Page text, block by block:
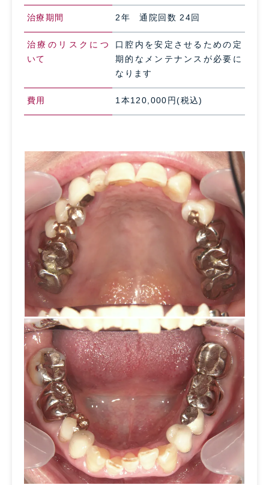
治療期間 2年 通院回数 24回
治療のリスクにつ
いて
口腔内を安定させるための定
期的なメンテナンスが必要に
なります
費用 1本120,000円(税込)